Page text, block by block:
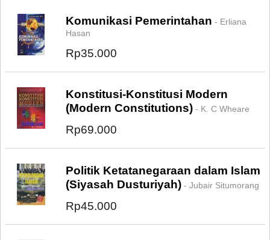
Komunikasi Pemerintahan - Erliana
Hasan
Rp35.000
Konstitusi-Konstitusi Modern
(Modern Constitutions) - K. C Wheare
Rp69.000
Politik Ketatanegaraan dalam Islam
(Siyasah Dusturiyah) - Jubair Situmorang
Rp45.000